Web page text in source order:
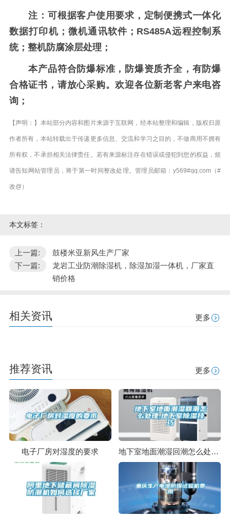
注：可根据客户使用要求，定制便携式一体化
数据打印机；微机通讯软件；RS485A远程控制系
统；整机防腐涂层处理；
本产品符合防爆标准，防爆资质齐全，有防爆
合格证书，请放心采购。欢迎各位新老客户来电咨
询；
【声明：】本站部分内容和图片来源于互联网，经本站整理和编辑，版权归原
作者所有，本站转载出于传递更多信息、交流和学习之目的，不做商用不拥有
所有权，不承担相关法律责任。若有来源标注存在错误或侵犯到您的权益，烦
请告知网站管理员，将于第一时间整改处理。管理员邮箱：y569#qq.com（#
改@）
本文标签：
上一篇:
鼓楼米亚新风生产厂家
下一篇:
龙岩工业防潮除湿机，除湿加湿一体机，厂家直
销价格
相关资讯 更多
推荐资讯 更多
电子厂房对湿度的要求 地下室地面潮湿回潮怎么处理,地下室除湿技巧